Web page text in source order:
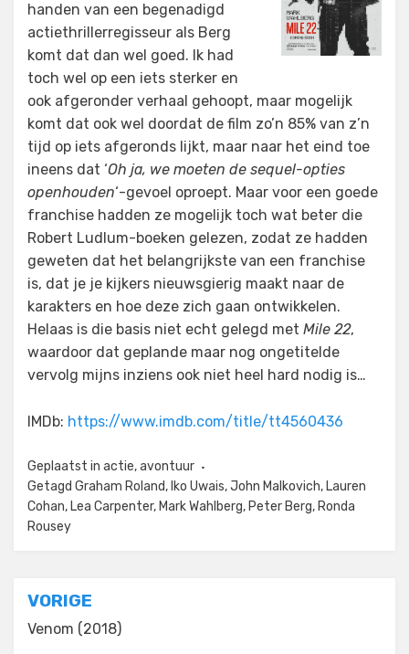
handen van een begenadigd
actiethrillerregisseur als Berg
komt dat dan wel goed. Ik had
toch wel op een iets sterker en
ook afgeronder verhaal gehoopt, maar mogelijk
komt dat ook wel doordat de film zo’n 85% van z’n
tijd op iets afgeronds lijkt, maar naar het eind toe
ineens dat ‘Oh ja, we moeten de sequel-opties
openhouden‘-gevoel oproept. Maar voor een goede
franchise hadden ze mogelijk toch wat beter die
Robert Ludlum-boeken gelezen, zodat ze hadden
geweten dat het belangrijkste van een franchise
is, dat je je kijkers nieuwsgierig maakt naar de
karakters en hoe deze zich gaan ontwikkelen.
Helaas is die basis niet echt gelegd met Mile 22,
waardoor dat geplande maar nog ongetitelde
vervolg mijns inziens ook niet heel hard nodig is…
IMDb: https://www.imdb.com/title/tt4560436
Geplaatst in actie,avontuur
Getagd Graham Roland, Iko Uwais,John Malkovich, Lauren
Cohan, Lea Carpenter, Mark Wahlberg, Peter Berg, Ronda
Rousey
Bericht
navigatie
VORIGE
Venom (2018)